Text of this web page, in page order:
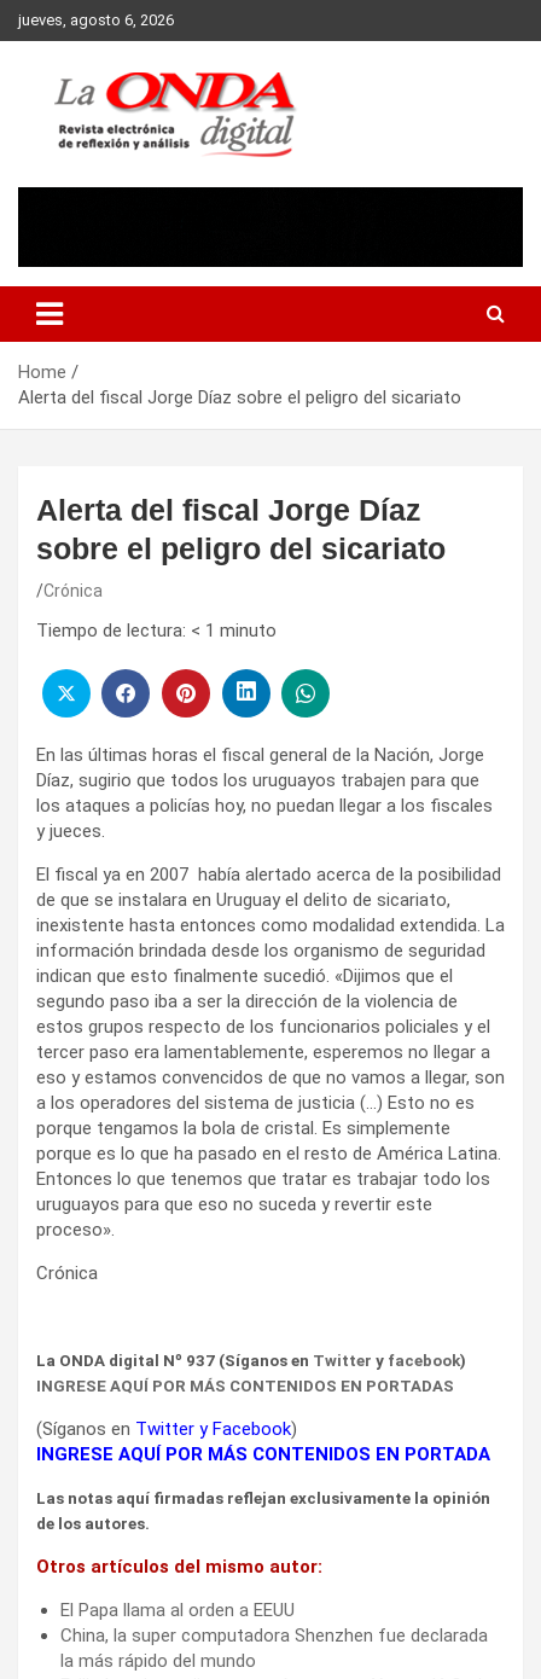
Skip
to
jueves, agosto 6, 2026
Home
Alerta del fiscal Jorge Díaz sobre el peligro del sicariato
Alerta del fiscal Jorge Díaz
sobre el peligro del sicariato
Crónica
Tiempo de lectura: < 1 minuto
En las últimas horas el fiscal general de la Nación, Jorge
Díaz, sugirio que todos los uruguayos trabajen para que
los ataques a policías hoy, no puedan llegar a los fiscales
y jueces.
El fiscal ya en 2007 había alertado acerca de la posibilidad
de que se instalara en Uruguay el delito de sicariato,
inexistente hasta entonces como modalidad extendida. La
información brindada desde los organismo de seguridad
indican que esto finalmente sucedió. «Dijimos que el
segundo paso iba a ser la dirección de la violencia de
estos grupos respecto de los funcionarios policiales y el
tercer paso era lamentablemente, esperemos no llegar a
eso y estamos convencidos de que no vamos a llegar, son
a los operadores del sistema de justicia (…) Esto no es
porque tengamos la bola de cristal. Es simplemente
porque es lo que ha pasado en el resto de América Latina.
Entonces lo que tenemos que tratar es trabajar todo los
uruguayos para que eso no suceda y revertir este
proceso».
Crónica
La ONDA digital Nº 937 (Síganos en Twitter y facebook)
INGRESE AQUÍ POR MÁS CONTENIDOS EN PORTADAS
(Síganos en Twitter yFacebook)
INGRESE AQUÍ POR MÁS CONTENIDOS EN PORTADA
Las notas aquí firmadas reflejan exclusivamente la opinión
de los autores.
Otros artículos del mismo autor:
El Papa llama al orden a EEUU
China, la super computadora Shenzhen fue declarada
la más rápido del mundo